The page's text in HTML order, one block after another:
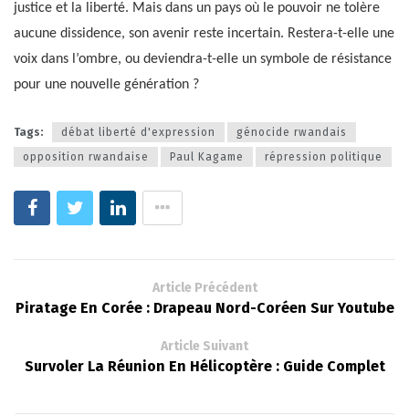
justice et la liberté. Mais dans un pays où le pouvoir ne tolère
aucune dissidence, son avenir reste incertain. Restera-t-elle une
voix dans l’ombre, ou deviendra-t-elle un symbole de résistance
pour une nouvelle génération ?
Tags: débat liberté d'expression
génocide rwandais
opposition rwandaise
Paul Kagame répression politique
Article Précédent
Piratage En Corée : Drapeau Nord-Coréen Sur Youtube
Article Suivant
Survoler La Réunion En Hélicoptère : Guide Complet